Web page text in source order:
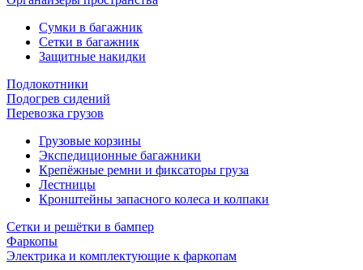
Сумки в багажник
Сетки в багажник
Защитные накидки
Подлокотники
Подогрев сидений
Перевозка грузов
Грузовые корзины
Экспедиционные багажники
Крепёжные ремни и фиксаторы груза
Лестницы
Кронштейны запасного колеса и колпаки
Сетки и решётки в бампер
Фаркопы
Электрика и комплектующие к фаркопам